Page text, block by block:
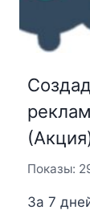
Показы:
За 7